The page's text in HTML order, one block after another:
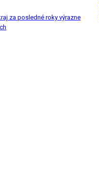
za posledné roky výrazne